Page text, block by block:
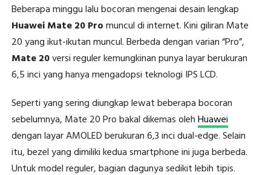
Beberapa minggu lalu bocoran mengenai desain lengkap
Huawei Mate 20 Promuncul di internet. Kini giliran Mate
20 yang ikut-ikutan muncul. Berbeda dengan varian “Pro”,
Mate 20versi reguler kemungkinan punya layar berukuran
6,5 inci yang hanya mengadopsi teknologi IPS LCD.
Seperti yang sering diungkap lewat beberapa bocoran
sebelumnya, Mate 20 Pro bakal dikemas olehHuawei
dengan layar AMOLED berukuran 6,3 inci dual-edge. Selain
itu, bezel yang dimiliki kedua smartphone ini juga berbeda.
Untuk model reguler, bagian dagunya sedikit lebih tipis.